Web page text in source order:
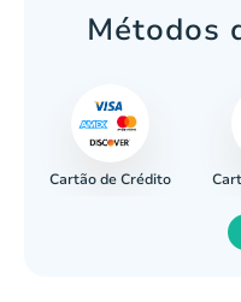
Métodos
Cartão de Crédito